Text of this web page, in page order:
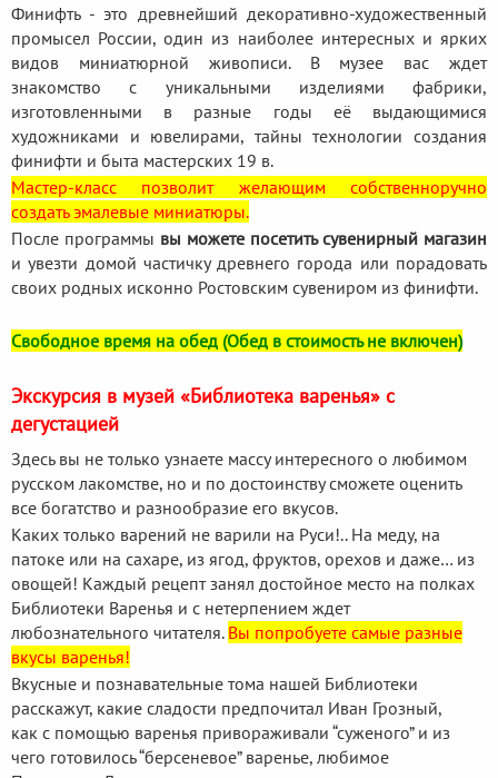
Финифть - это древнейший декоративно-художественный
промысел России, один из наиболее интересных и ярких
видов миниатюрной живописи. В музее вас ждет
знакомство с уникальными изделиями фабрики,
изготовленными в разные годы её выдающимися
художниками и ювелирами, тайны технологии создания
финифти и быта мастерских 19 в.
Мастер-класс позволит желающим собственноручно
создать эмалевые миниатюры.
После программы вы можете посетить сувенирный магазин
и увезти домой частичку древнего города или порадовать
своих родных исконно Ростовским сувениром из финифти.
Свободное время на обед (Обед в стоимость не включен)
Экскурсия в музей «Библиотека варенья» с
дегустацией
Здесь вы не только узнаете массу интересного о любимом
русском лакомстве, но и по достоинству сможете оценить
все богатство и разнообразие его вкусов.
Каких только варений не варили на Руси!.. На меду, на
патоке или на сахаре, из ягод, фруктов, орехов и даже… из
овощей! Каждый рецепт занял достойное место на полках
Библиотеки Варенья и с нетерпением ждет
любознательного читателя. Вы попробуете самые разные
вкусы варенья!
Вкусные и познавательные тома нашей Библиотеки
расскажут, какие сладости предпочитал Иван Грозный,
как c помощью варенья привораживали “суженого” и из
чего готовилось “берсеневое” варенье, любимое